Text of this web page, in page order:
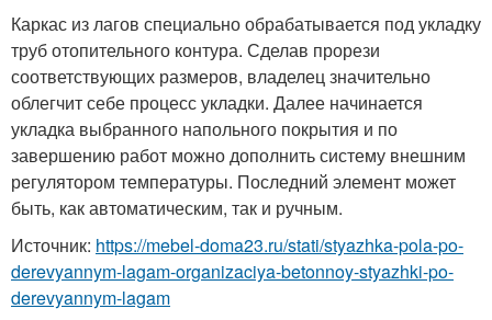
Каркас из лагов специально обрабатывается под укладку
труб отопительного контура. Сделав прорези
соответствующих размеров, владелец значительно
облегчит себе процесс укладки. Далее начинается
укладка выбранного напольного покрытия и по
завершению работ можно дополнить систему внешним
регулятором температуры. Последний элемент может
быть, как автоматическим, так и ручным.
Источник: https://mebel-doma23.ru/stati/styazhka-pola-po-
derevyannym-lagam-organizaciya-betonnoy-styazhki-po-
derevyannym-lagam